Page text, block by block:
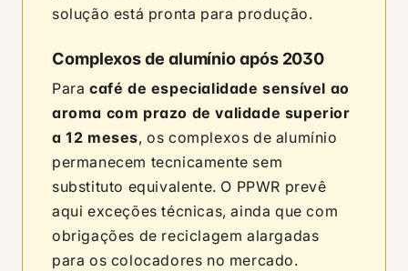
solução está pronta para produção.
Complexos de alumínio após 2030
Para café de especialidade sensível ao
aroma com prazo de validade superior
a 12 meses, os complexos de alumínio
permanecem tecnicamente sem
substituto equivalente. O PPWR prevê
aqui exceções técnicas, ainda que com
obrigações de reciclagem alargadas
para os colocadores no mercado.